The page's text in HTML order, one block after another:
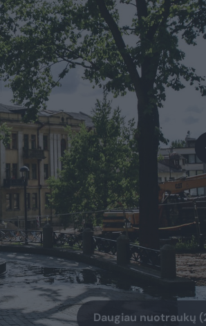
Daugiau nuotraukų